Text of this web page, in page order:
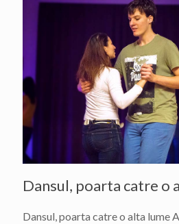
Dansul, poarta catre o
Dansul, poarta catre o alta lume